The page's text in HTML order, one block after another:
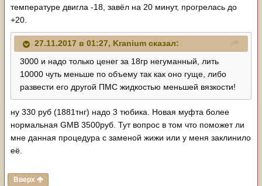
температуре двигла -18, завёл на 20 минут, прогрелась до
+20.
27.11.2017 в 01:27, Kranium сказал:
3000 и надо только ценег за 18гр негуманный, лить
10000 чуть меньше по объему так как оно гуще, либо
развести его другой ПМС жидкостью меньшей вязкости!
ну 330 руб (1881тнг) надо 3 тюбика. Новая муфта более
нормальная GMB 3500руб. Тут вопрос в том что поможет ли
мне данная процедура с заменой жижи или у меня заклинило
её.
Вверх